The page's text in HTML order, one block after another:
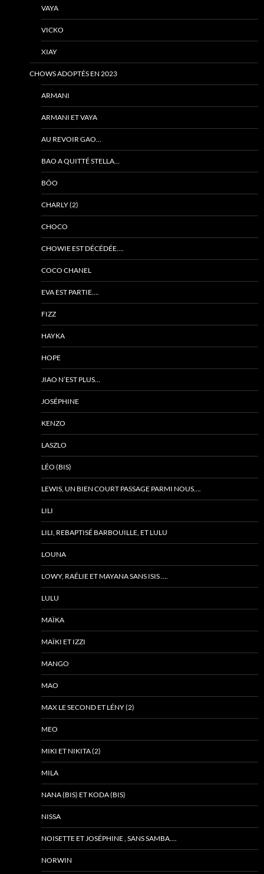
VAYA
VICKO
XIAY
CHOWS ADOPTÉS EN 2023
ARMANI
ARMANI ET VAYA
AU REVOIR GAO…
BAO A QUITTÉ STELLA…
BÔO
CHARLY (2)
CHOCO
CHOWIE EST DÉCÉDÉE….
COCO CHANEL
EVA EST PARTIE….
FIZZ
HAYKA
HOPE
JIAO N’EST PLUS…
JOSÉPHINE
KENZO
LASZLO
LÉO (BIS)
LEWIS, UN BIEN COURT PASSAGE PARMI NOUS….
LILI
LILI, REBAPTISÉ BARBOUILLE, ET LULU
LOUNA
LOWY, RAÉLIE ET MAYANA SANS ISIS ….
LULU
MAÏKA
MAÏKI ET IZZI
MANGO
MAO
MAX LE SECOND ET LÉNY (2)
MEO
MIKI ET NIKITA (2)
MILA
NANA (BIS) ET KODA (BIS)
NISSA
NOISETTE ET JOSÉPHINE , SANS SAMBA….
NORWIN